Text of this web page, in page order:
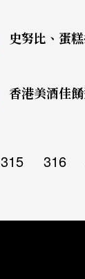
史努比、蛋
香港美酒佳
315 316